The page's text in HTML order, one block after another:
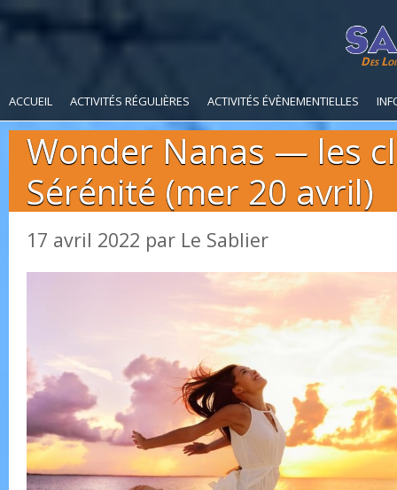
Des
ACCUEIL ACTIVITÉS RÉGULIÈRES ACTIVITÉS ÉVÈNEMENTIELLES
Wonder Nanas — les
Sérénité (mer 20 avril)
17 avril 2022 par Le Sablier